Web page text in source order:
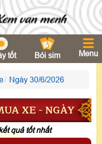
tốt Bói sim Menu
Ngày 30/6/2026
XE - NGÀY
quả tốt nhất